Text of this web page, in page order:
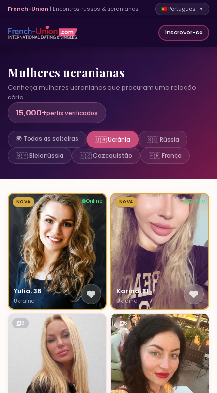
French-Union | Encontros russos & ucranianos Português ▼
Inscrever-se
Mulheres ucranianas
Conheça mulheres ucranianas que procuram uma relação
séria
15,000+perfis verificados
🌍 Todas as solteiras 🇺🇦 Ucrânia
🇷🇺 Rússia
🇧🇾 Bielorrússia
🇰🇿 Cazaquistão 🇫🇷 França
1 Online
NOVA
Yulia, 36
Ukraine
6 Online
NOVA
Karina, 31
Ukraine
6 6